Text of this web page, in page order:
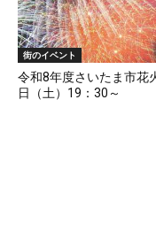
街のイベント
令和8年度さいたま市花
日（土）19：30～